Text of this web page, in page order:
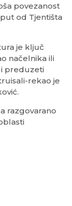
povezanost
od Tjentišta
je ključ
načelnika ili
preduzeti
rekao je
razgovarano